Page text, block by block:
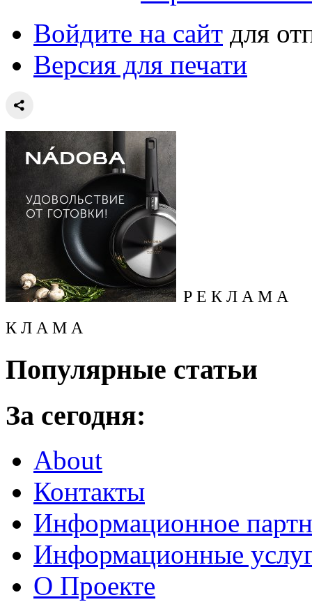
Войдите на сайт для
Версия для печати
Р Е К Л А М А
К Л А М А
Популярные статьи
За сегодня:
About
Контакты
Информационное
Информационные
О Проекте